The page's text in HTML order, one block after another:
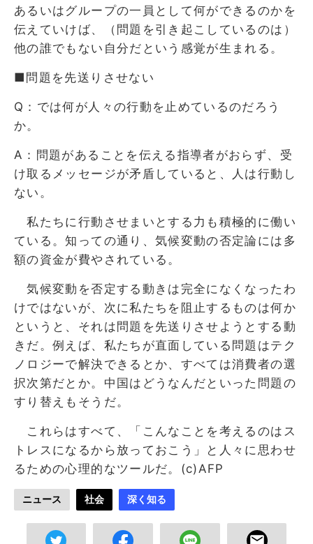
あるいはグループの一員として何ができるのかを
伝えていけば、（問題を引き起こしているのは）
他の誰でもない自分だという感覚が生まれる。
■問題を先送りさせない
Q：では何が人々の行動を止めているのだろう
か。
A：問題があることを伝える指導者がおらず、受
け取るメッセージが矛盾していると、人は行動し
ない。
私たちに行動させまいとする力も積極的に働い
ている。知っての通り、気候変動の否定論には多
額の資金が費やされている。
気候変動を否定する動きは完全になくなったわ
けではないが、次に私たちを阻止するものは何か
というと、それは問題を先送りさせようとする動
きだ。例えば、私たちが直面している問題はテク
ノロジーで解決できるとか、すべては消費者の選
択次第だとか。中国はどうなんだといった問題の
すり替えもそうだ。
これらはすべて、「こんなことを考えるのはス
トレスになるから放っておこう」と人々に思わせ
るための心理的なツールだ。(c)AFP
ニュース 社会 深く知る